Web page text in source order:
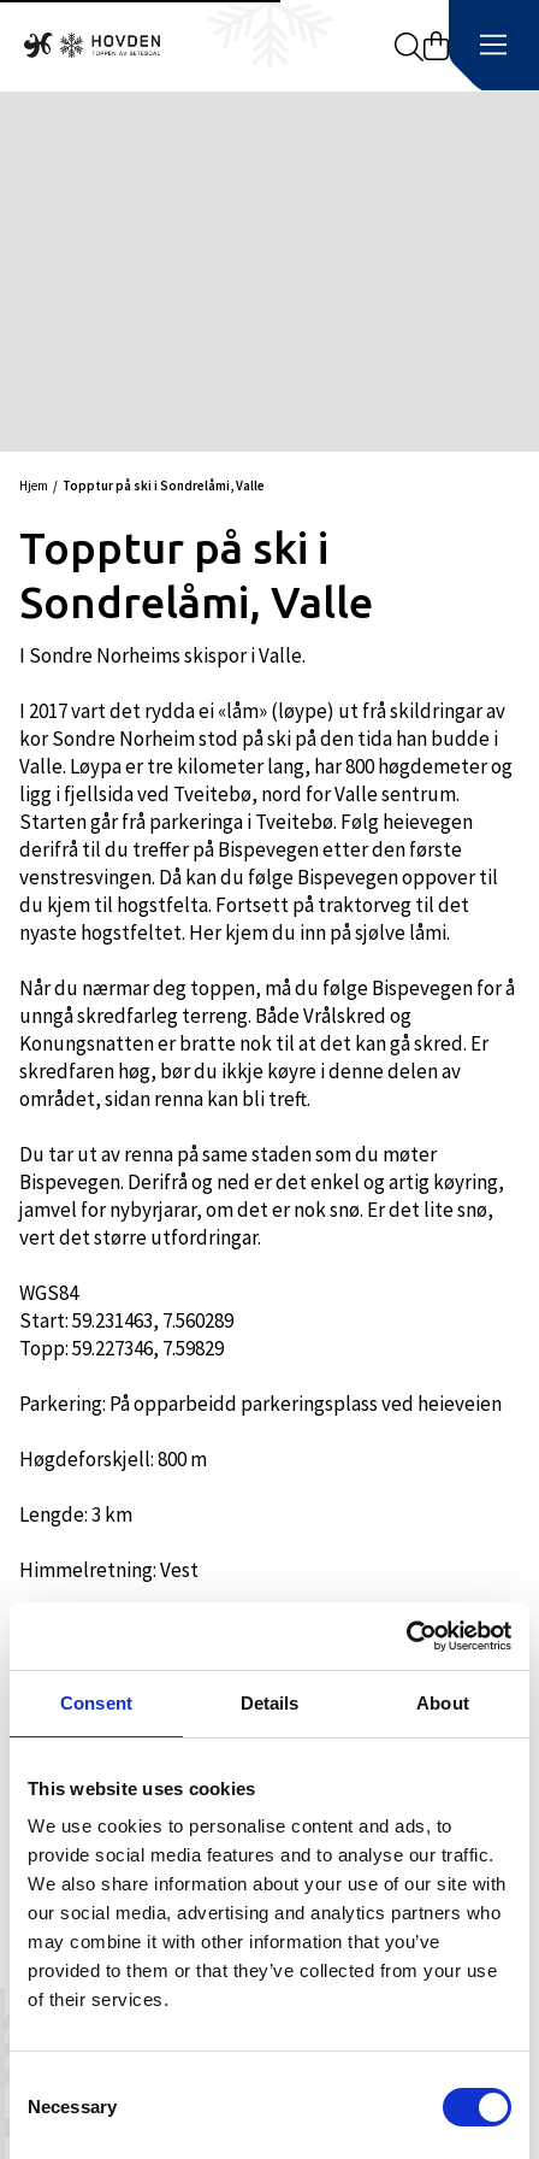
Consent Details About
This website uses cookies
We use cookies to personalise content and ads, to
provide social media features and to analyse our traffic.
We also share information about your use of our site with
our social media, advertising and analytics partners who
may combine it with other information that you’ve
provided to them or that they’ve collected from your use
of their services.
Selection
Necessary
Search
Hjem Topptur på ski i Sondrelåmi, Valle
Topptur på ski i
Sondrelåmi, Valle
I Sondre Norheims skispor i Valle.
I 2017 vart det rydda ei «låm» (løype) ut frå skildringar av
kor Sondre Norheim stod på ski på den tida han budde i
Valle. Løypa er tre kilometer lang, har 800 høgdemeter og
ligg i fjellsida ved Tveitebø, nord for Valle sentrum.
Starten går frå parkeringa i Tveitebø. Følg heievegen
derifrå til du treffer på Bispevegen etter den første
venstresvingen. Då kan du følge Bispevegen oppover til
du kjem til hogstfelta. Fortsett på traktorveg til det
nyaste hogstfeltet. Her kjem du inn på sjølve låmi.
Når du nærmar deg toppen, må du følge Bispevegen for å
unngå skredfarleg terreng. Både Vrålskred og
Konungsnatten er bratte nok til at det kan gå skred. Er
skredfaren høg, bør du ikkje køyre i denne delen av
området, sidan renna kan bli treft.
Du tar ut av renna på same staden som du møter
Bispevegen. Derifrå og ned er det enkel og artig køyring,
jamvel for nybyrjarar, om det er nok snø. Er det lite snø,
vert det større utfordringar.
WGS84
Start: 59.231463, 7.560289
Topp: 59.227346, 7.59829
Parkering: På opparbeidd parkeringsplass ved heieveien
Høgdeforskjell: 800 m
Lengde: 3 km
Himmelretning: Vest
Tenk tryggleik og gjer trygge løypeval. Rutealternativa
våre er berre til vegleiing. Du må lese terrenget nøye, og
ferdsel er på eige ansvar.
Beskrivelse
Last ned kartblad